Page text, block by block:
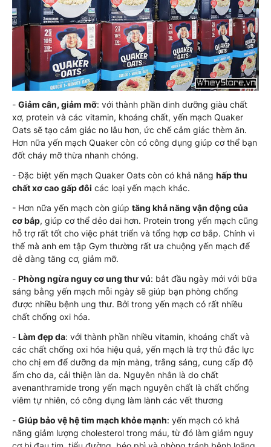
- Giảm cân, giảm mỡ: với thành phần dinh dưỡng giàu chất
xơ, protein và các vitamin, khoáng chất, yến mạch Quaker
Oats sẽ tạo cảm giác no lâu hơn, ức chế cảm giác thèm ăn.
Hơn nữa yến mạch Quaker còn có công dụng giúp cơ thể bạn
đốt cháy mỡ thừa nhanh chóng.
- Đặc biệt yến mạch Quaker Oats còn có khả năng hấp thu
chất xơ cao gấp đôi các loại yến mạch khác.
- Hơn nữa yến mạch còn giúp tăng khả năng vận động của
cơ bắp, giúp cơ thể dẻo dai hơn. Protein trong yến mạch cũng
hỗ trợ rất tốt cho việc phát triển và tổng hợp cơ bắp. Chính vì
thế mà anh em tập Gym thường rất ưa chuộng yến mạch để
dễ dàng tăng cơ, giảm mỡ.
- Phòng ngừa nguy cơ ung thư vú: bắt đầu ngày mới với bữa
sáng bằng yến mạch mỗi ngày sẽ giúp bạn phòng chống
được nhiều bệnh ung thư. Bởi trong yến mạch có rất nhiều
chất chống oxi hóa.
- Làm đẹp da: với thành phần nhiều vitamin, khoáng chất và
các chất chống oxi hóa hiệu quả, yến mạch là trợ thủ đắc lực
cho chị em để dưỡng da mịn màng, trắng sáng, cung cấp độ
ẩm cho da, cải thiện làn da. Nguyên nhân là do chất
avenanthramide trong yến mạch nguyên chất là chất chống
viêm tự nhiên, có công dụng làm lành các vết thương
- Giúp bảo vệ hệ tim mạch khỏe mạnh: yến mạch có khả
năng giảm lượng cholesterol trong máu, từ đó làm giảm nguy